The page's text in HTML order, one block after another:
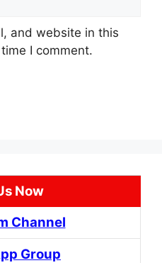
and website in this
I comment.
Now
Channel
Group